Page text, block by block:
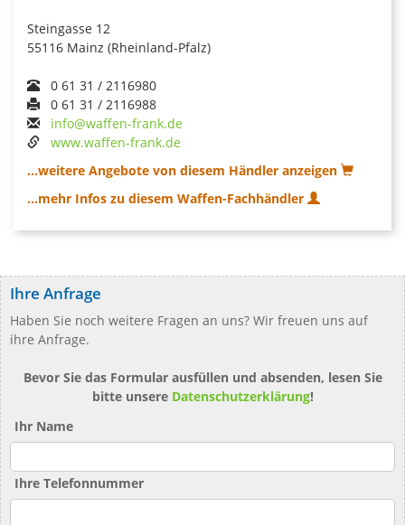
Steingasse 12
55116 Mainz (Rheinland-Pfalz)
0 61 31 / 2116980
0 61 31 / 2116988
info@waffen-frank.de
www.waffen-frank.de
...weitere Angebote von diesem Händler anzeigen
...mehr Infos zu diesem Waffen-Fachhändler
Ihre Anfrage
Haben Sie noch weitere Fragen an uns? Wir freuen uns auf
ihre Anfrage.
Bevor Sie das Formular ausfüllen und absenden, lesen Sie
bitte unsere Datenschutzerklärung!
Ihr Name
Ihre Telefonnummer